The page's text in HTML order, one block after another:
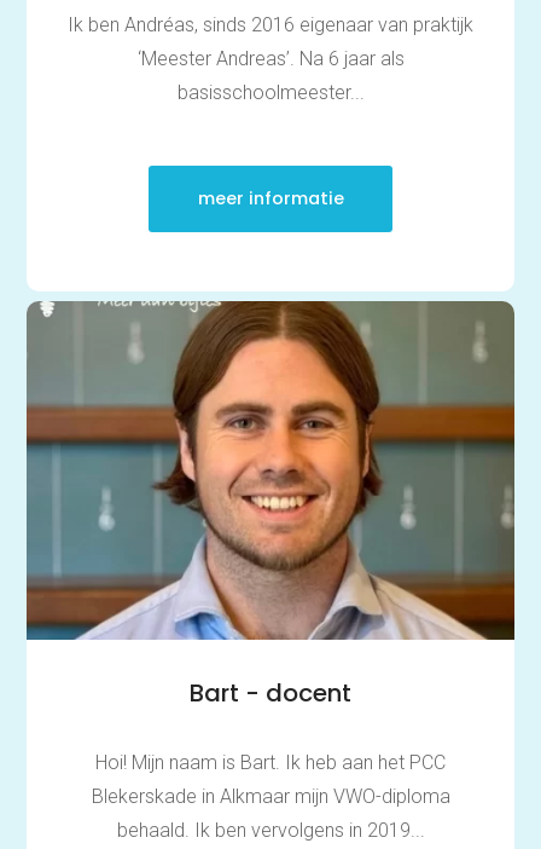
Ik ben Andréas, sinds 2016 eigenaar van praktijk
‘Meester Andreas’. Na 6 jaar als
basisschoolmeester...
meer informatie
Bart - docent
Hoi! Mijn naam is Bart. Ik heb aan het PCC
Blekerskade in Alkmaar mijn VWO-diploma
behaald. Ik ben vervolgens in 2019...